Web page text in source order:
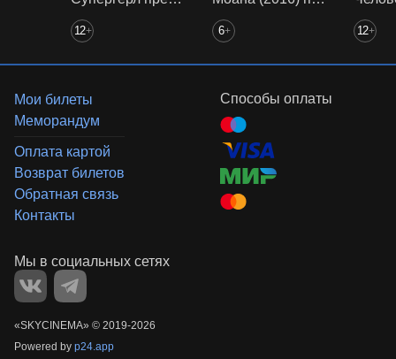
12+ 6+ 12+
Мои билеты
Меморандум
Оплата картой
Возврат билетов
Обратная связь
Контакты
Способы оплаты
«‎SKYCINEMA» © 2019-2026
Powered by p24.app